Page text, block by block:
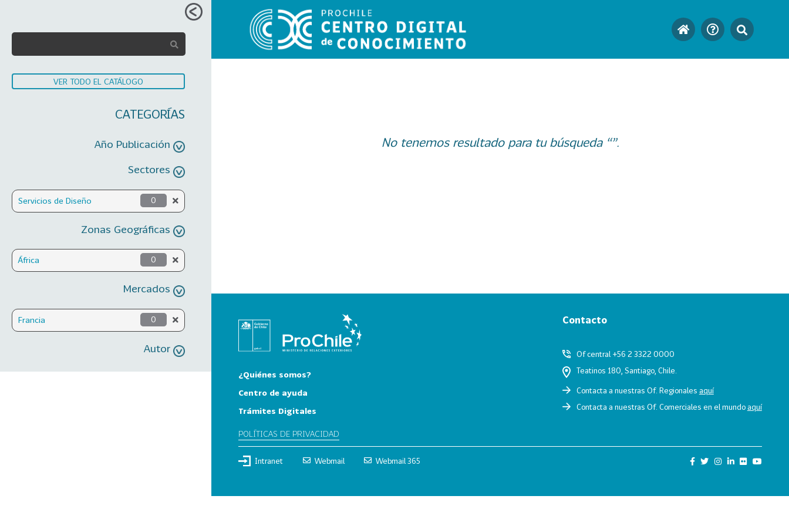
VER TODO EL CATÁLOGO
CATEGORÍAS
Año Publicación
Sectores
Servicios de Diseño 0
Zonas Geográficas
África 0
Mercados
Francia 0
Autor
No tenemos resultado para tu búsqueda “”.
¿Quiénes somos?
Centro de ayuda
Trámites Digitales
POLÍTICAS DE PRIVACIDAD
Contacto
Of central +56 2 3322 0000
Teatinos 180, Santiago, Chile.
Contacta a nuestras Of. Regionales aquí
Contacta a nuestras Of. Comerciales en el mundoaquí
Intranet Webmail Webmail 365